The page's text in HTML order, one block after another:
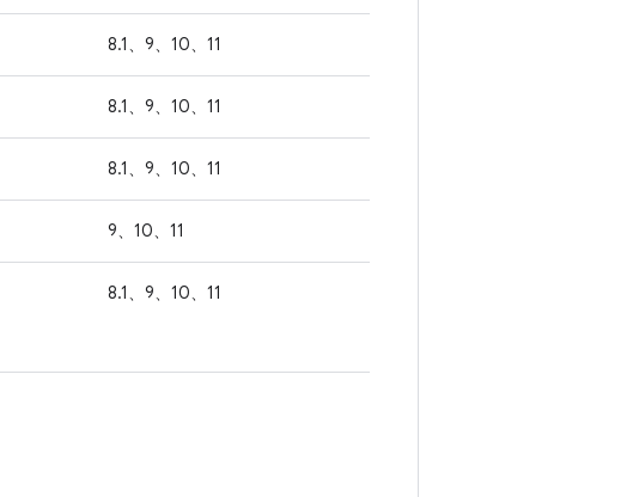
8.1、9、10、11
8.1、9、10、11
8.1、9、10、11
9、10、11
8.1、9、10、11